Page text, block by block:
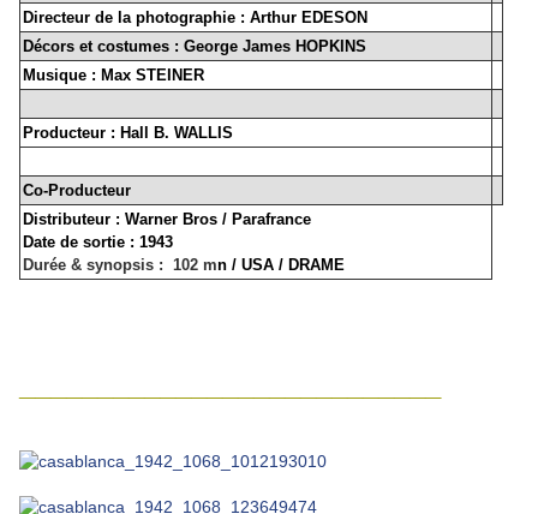
Directeur de la photographie : Arthur EDESON
Décors et costumes : George James HOPKINS
Musique : Max STEINER
Producteur : Hall B. WALLIS
Co-Producteur
Distributeur : Warner Bros / Parafrance
Date de sortie : 1943
Durée & synopsis : 102 mn / USA / DRAME